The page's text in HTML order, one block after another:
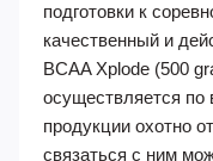
подготовки к
качественный и
BCAA Xplode (500
осуществляется по
продукции охотно
связаться с ним